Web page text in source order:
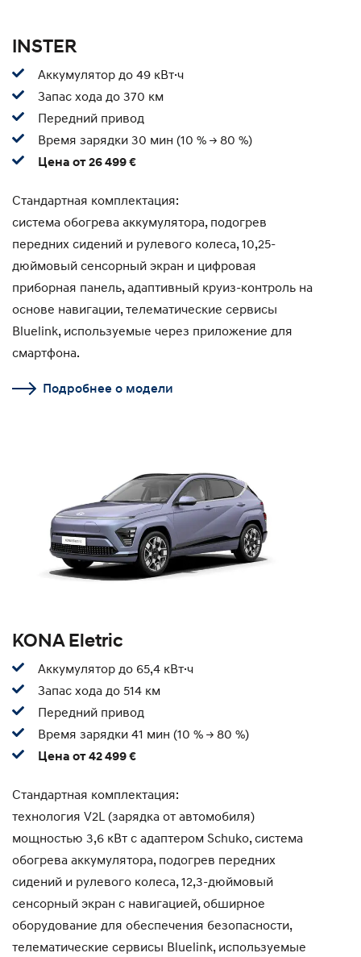
INSTER
Аккумулятор до 49 кВт·ч
Запас хода до 370 км
Передний привод
Время зарядки 30 мин (10 % -> 80 %)
Цена от 26 499 €
Стандартная комплектация:
система обогрева аккумулятора, подогрев
передних сидений и рулевого колеса, 10,25-
дюймовый сенсорный экран и цифровая
приборная панель, адаптивный круиз-контроль на
основе навигации, телематические сервисы
Bluelink, используемые через приложение для
смартфона.
Подробнее о модели
KONA Eletric
Аккумулятор до 65,4 кВт·ч
Запас хода до 514 км
Передний привод
Время зарядки 41 мин (10 % -> 80 %)
Цена от 42 499 €
Стандартная комплектация:
технология V2L (зарядка от автомобиля)
мощностью 3,6 кВт с адаптером Schuko, система
обогрева аккумулятора, подогрев передних
сидений и рулевого колеса, 12,3-дюймовый
сенсорный экран с навигацией, обширное
оборудование для обеспечения безопасности,
телематические сервисы Bluelink, используемые